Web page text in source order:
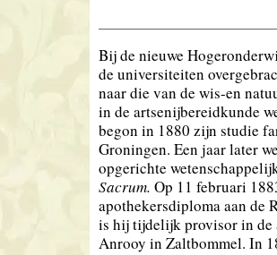
Bij de nieuwe
de universiteiten
naar die van de wis-en
in de artsenijbereidkunde
begon in 1880 zijn studie
Groningen. Een jaar later
opgerichte
Sacrum. Op 11 februari
apothekersdiploma aan de
is hij tijdelijk provisor in de
Anrooy in Zaltbommel. In